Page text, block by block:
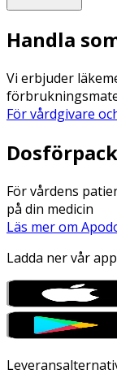
Handla
Vi erbjuder
För vårdgivare
För vårdens
på din medicin
Läs mer om
Ladda ner vår app